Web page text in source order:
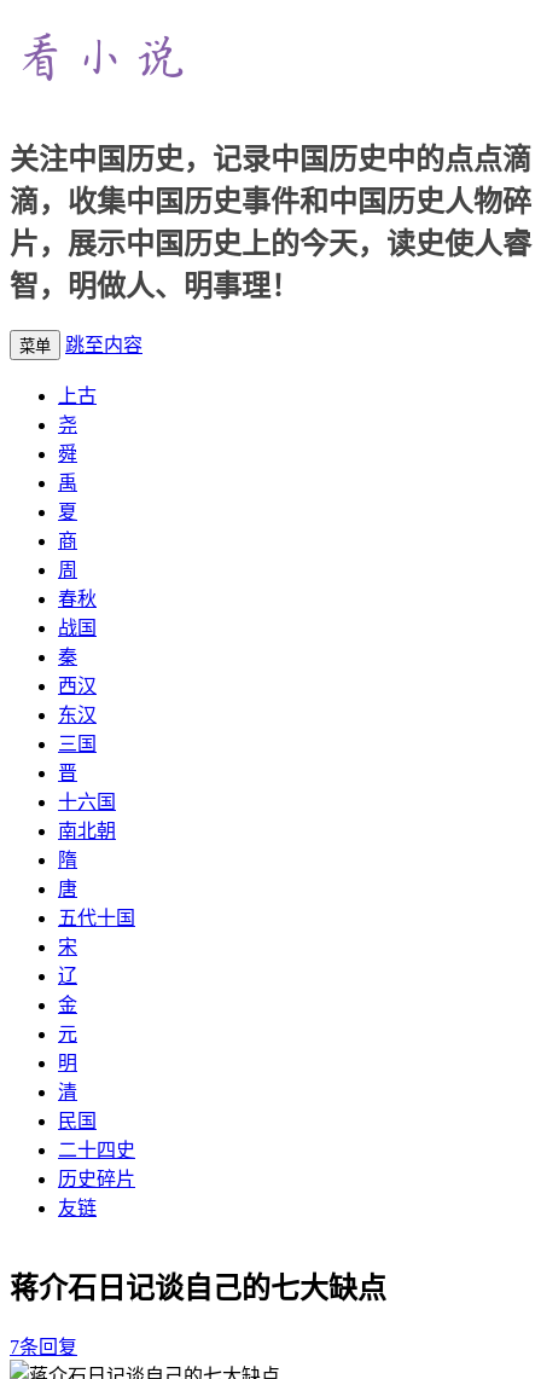
关注中国历史，记录中国历史中的点点滴
滴，收集中国历史事件和中国历史人物碎
片，展示中国历史上的今天，读史使人睿
智，明做人、明事理！
菜单 跳至内容
上古
尧
舜
禹
夏
商
周
春秋
战国
秦
西汉
东汉
三国
晋
十六国
南北朝
隋
唐
五代十国
宋
辽
金
元
明
清
民国
二十四史
历史碎片
友链
蒋介石日记谈自己的七大缺点
7条回复